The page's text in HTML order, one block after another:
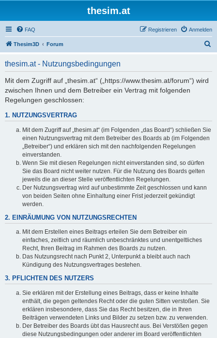
thesim.at
FAQ Anmelden
Registrieren
Thesim3D Forum
thesim.at - Nutzungsbedingungen
Mit dem Zugriff auf „thesim.at“ („https://www.thesim.at/forum“) wird
zwischen Ihnen und dem Betreiber ein Vertrag mit folgenden
Regelungen geschlossen:
1. NUTZUNGSVERTRAG
Mit dem Zugriff auf „thesim.at“ (im Folgenden „das Board“) schließen Sie
einen Nutzungsvertrag mit dem Betreiber des Boards ab (im Folgenden
„Betreiber“) und erklären sich mit den nachfolgenden Regelungen
einverstanden.
Wenn Sie mit diesen Regelungen nicht einverstanden sind, so dürfen
Sie das Board nicht weiter nutzen. Für die Nutzung des Boards gelten
jeweils die an dieser Stelle veröffentlichten Regelungen.
Der Nutzungsvertrag wird auf unbestimmte Zeit geschlossen und kann
von beiden Seiten ohne Einhaltung einer Frist jederzeit gekündigt
werden.
2. EINRÄUMUNG VON NUTZUNGSRECHTEN
Mit dem Erstellen eines Beitrags erteilen Sie dem Betreiber ein
einfaches, zeitlich und räumlich unbeschränktes und unentgeltliches
Recht, Ihren Beitrag im Rahmen des Boards zu nutzen.
Das Nutzungsrecht nach Punkt 2, Unterpunkt a bleibt auch nach
Kündigung des Nutzungsvertrages bestehen.
3. PFLICHTEN DES NUTZERS
Sie erklären mit der Erstellung eines Beitrags, dass er keine Inhalte
enthält, die gegen geltendes Recht oder die guten Sitten verstoßen. Sie
erklären insbesondere, dass Sie das Recht besitzen, die in Ihren
Beiträgen verwendeten Links und Bilder zu setzen bzw. zu verwenden.
Der Betreiber des Boards übt das Hausrecht aus. Bei Verstößen gegen
diese Nutzungsbedingungen oder anderer im Board veröffentlichten